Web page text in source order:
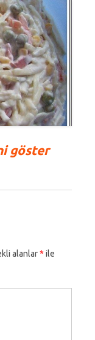
göster
alanlar* ile